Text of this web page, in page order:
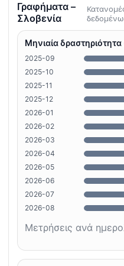
Γραφήματα –
Σλοβενία
Μηνιαία δραστηριότητα
2025-09
2025-10
2025-11
2025-12
2026-01
2026-02
2026-03
2026-04
2026-05
2026-06
2026-07
2026-08
Μετρήσεις ανά